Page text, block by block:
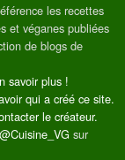
les recettes
et véganes publiées
de blogs de
savoir plus !
qui a créé ce site.
le créateur.
@Cuisine_VG sur